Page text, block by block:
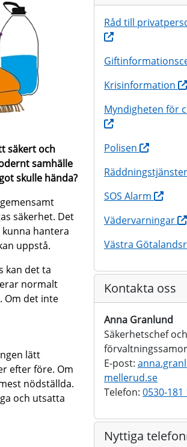
säkert och
samhälle
skulle hända?
säkerhet. Det
hantera
uppstå.
kan det ta
normalt
Om det inte
lätt
efter före. Om
nödställda.
och utsatta
Råd till
Krisinformation
Myndigheten för
Polisen
SOS Alarm
Vädervarningar
Västra
Kontakta oss
Anna Granlund
Säkerhetschef och
E-post:
mellerud.se
Telefon: 0530-181
Nyttiga